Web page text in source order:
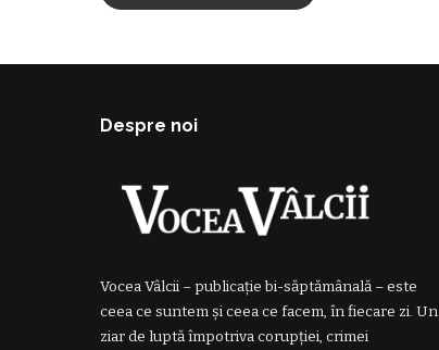
Despre noi
Vocea Vâlcii – publicație bi-săptămânală – este
ceea ce suntem și ceea ce facem, în fiecare zi. Un
ziar de luptă împotriva corupției, crimei